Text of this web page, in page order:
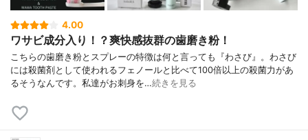
4.00
ワサビ成分入り！？爽快感抜群の歯磨き粉！
こちらの歯磨き粉とスプレーの特徴は何と言っても『わさび』。わさび
には殺菌剤として使われるフェノールと比べて100倍以上の殺菌力があ
るそうなんです。私達がお刺身を…続きを見る